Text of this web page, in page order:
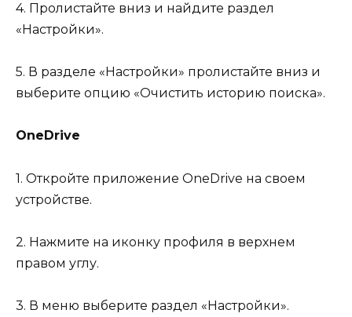
4. Пролистайте вниз и найдите раздел
«Настройки».
5. В разделе «Настройки» пролистайте вниз и
выберите опцию «Очистить историю поиска».
OneDrive
1. Откройте приложение OneDrive на своем
устройстве.
2. Нажмите на иконку профиля в верхнем
правом углу.
3. В меню выберите раздел «Настройки».